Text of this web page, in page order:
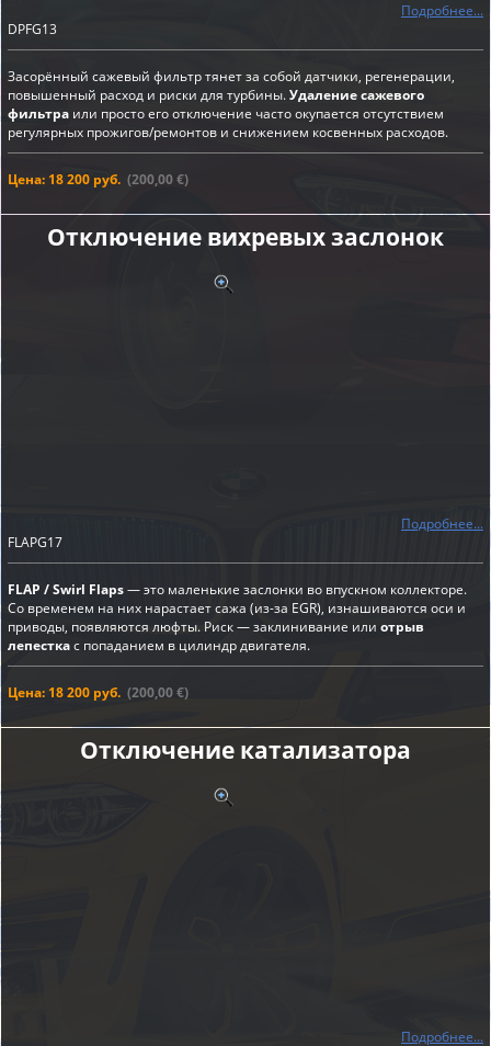
Подробнее...
DPFG13
Засорённый сажевый фильтр тянет за собой датчики, регенерации,
повышенный расход и риски для турбины.Удаление сажевого
фильтра или просто его отключение часто окупается отсутствием
регулярных прожигов/ремонтов и снижением косвенных расходов.
Цена: 18 200 руб. (200,00 €)
Отключение вихревых заслонок
Подробнее...
FLAPG17
FLAP / Swirl Flaps— это маленькие заслонки во впускном коллекторе.
Со временем на них нарастает сажа (из-за EGR), изнашиваются оси и
приводы, появляются люфты. Риск — заклинивание или отрыв
лепесткас попаданием в цилиндр двигателя.
Цена: 18 200 руб. (200,00 €)
Отключение катализатора
Подробнее...